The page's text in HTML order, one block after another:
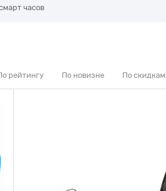
часов
рейтингу По новизне По скидкам